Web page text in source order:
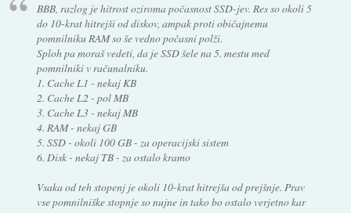
BBB, razlog je hitrost oziroma počasnost SSD-jev. Res so okoli 5
do 10-krat hitrejši od diskov, ampak proti običajnemu
pomnilniku RAM so še vedno počasni polži.
Sploh pa moraš vedeti, da je SSD šele na 5. mestu med
pomnilniki v računalniku.
1. Cache L1 - nekaj KB
2. Cache L2 - pol MB
3. Cache L3 - nekaj MB
4. RAM - nekaj GB
5. SSD - okoli 100 GB - za operacijski sistem
6. Disk - nekaj TB - za ostalo kramo
Vsaka od teh stopenj je okoli 10-krat hitrejša od prejšnje. Prav
vse pomnilniške stopnje so nujne in tako bo ostalo verjetno kar